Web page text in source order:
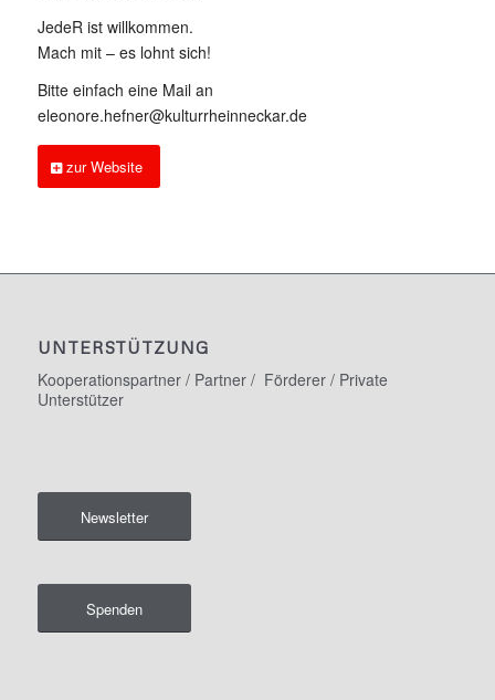
JedeR ist willkommen.
Mach mit – es lohnt sich!
Bitte einfach eine Mail an
eleonore.hefner@kulturrheinneckar.de
zur Website
UNTERSTÜTZUNG
Kooperationspartner / Partner / Förderer / Private
Unterstützer
Newsletter
Spenden